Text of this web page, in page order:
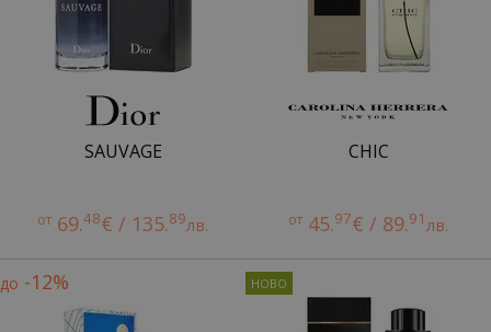
SAUVAGE
от 69.48€ / 135.89лв.
CHIC
от 45.97€ / 89.91лв.
до -12%